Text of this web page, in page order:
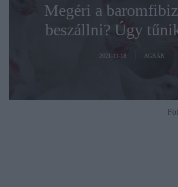
Megéri a
beszállni? Úgy
2021-11-18 AGRÁR